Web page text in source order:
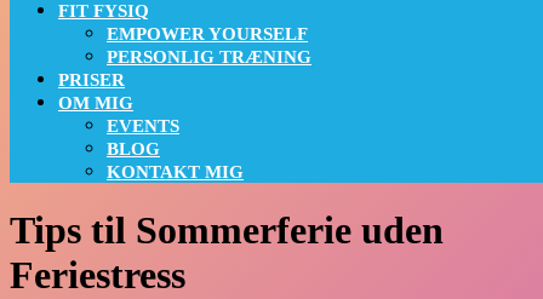
FIT FYSIQ
EMPOWER YOURSELF
PERSONLIG TRÆNING
PRISER
OM MIG
EVENTS
BLOG
KONTAKT MIG
Tips til Sommerferie uden
Feriestress